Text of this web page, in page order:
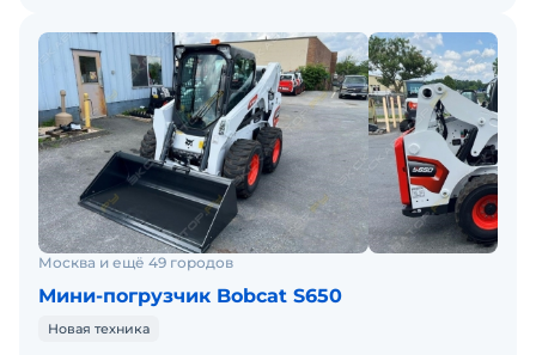
Москва и ещё 49 городов
Мини-погрузчик Bobcat S650
Новая техника